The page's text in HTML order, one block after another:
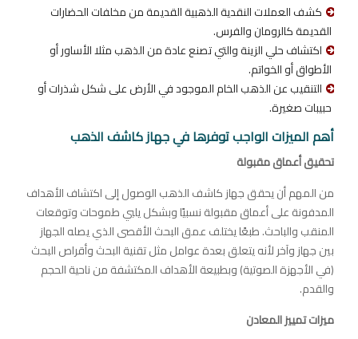
كشف العملات النقدية الذهبية القديمة من مخلفات الحضارات
القديمة كالرومان والفرس.
اكتشاف حلي الزينة والتي تصنع عادة من الذهب مثلا الأساور أو
الأطواق أو الخواتم.
التنقيب عن الذهب الخام الموجود في الأرض على شكل شذرات أو
حبيبات صغيرة.
أهم الميزات الواجب توفرها في جهاز كاشف الذهب
تحقيق أعماق مقبولة
من المهم أن يحقق جهاز كاشف الذهب الوصول إلى اكتشاف الأهداف
المدفونة على أعماق مقبولة نسبيًا وبشكل يلبي طموحات وتوقعات
المنقب والباحث. طبعًا يختلف عمق البحث الأقصى الذي يصله الجهاز
بين جهاز وآخر لأنه يتعلق بعدة عوامل مثل تقنية البحث وأقراص البحث
(في الأجهزة الصوتية) وبطبيعة الأهداف المكتشفة من ناحية الحجم
والقدم.
ميزات تمييز المعادن